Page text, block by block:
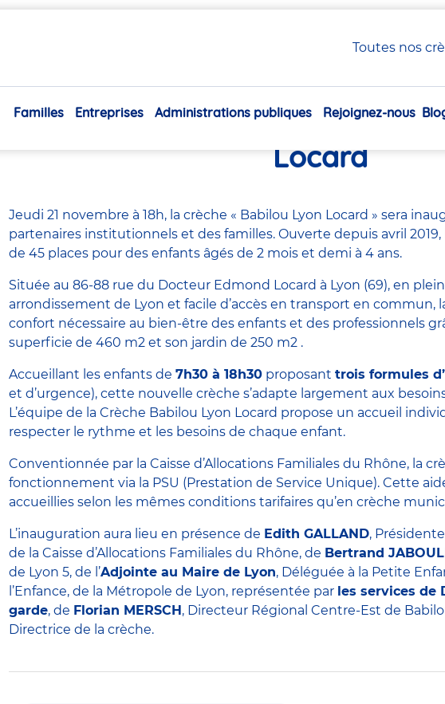
Toutes nos
Navigation
Familles Entreprises Administrations publiques Rejoignez-nous
Inauguration de la crèche
Locard
Jeudi 21 novembre à 18h, la crèche « Babilou Lyon Locard » sera
partenaires institutionnels et des familles. Ouverte depuis avril
de 45 places pour des enfants âgés de 2 mois et demi à 4 ans.
Située au 86-88 rue du Docteur Edmond Locard à Lyon (69), en
arrondissement de Lyon et facile d’accès en transport en commun,
confort nécessaire au bien-être des enfants et des professionnels
superficie de 460 m2 et son jardin de 250 m2 .
Accueillant les enfants de 7h30 à 18h30 proposant trois formules
et d’urgence), cette nouvelle crèche s’adapte largement aux
L’équipe de la Crèche Babilou Lyon Locard propose un accueil
respecter le rythme et les besoins de chaque enfant.
Conventionnée par la Caisse d’Allocations Familiales du Rhône, la
fonctionnement via la PSU (Prestation de Service Unique). Cette
accueillies selon les mêmes conditions tarifaires qu’en crèche
L’inauguration aura lieu en présence de Edith GALLAND,
de la Caisse d’Allocations Familiales du Rhône, de Bertrand
de Lyon 5, de l’Adjointe au Maire de Lyon, Déléguée à la Petite
l’Enfance, de la Métropole de Lyon, représentée par les services de
garde, de Florian MERSCH, Directeur Régional Centre-Est de
Directrice de la crèche.